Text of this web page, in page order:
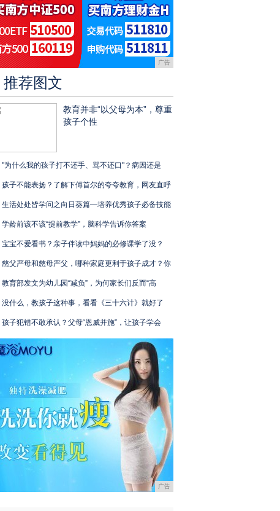
广告
推荐图文
教育并非“以父母为本”，尊重
孩子个性
"为什么我的孩子打不还手、骂不还口"？病因还是
孩子不能表扬？了解下傅首尔的夸夸教育，网友直呼
生活处处皆学问之向日葵篇—培养优秀孩子必备技能
学龄前该不该“提前教学”，脑科学告诉你答案
宝宝不爱看书？亲子伴读中妈妈的必修课学了没？
慈父严母和慈母严父，哪种家庭更利于孩子成才？你
教育部发文为幼儿园“减负”，为何家长们反而“高
没什么，教孩子这种事，看看《三十六计》就好了
孩子犯错不敢承认？父母“恩威并施”，让孩子学会
广告